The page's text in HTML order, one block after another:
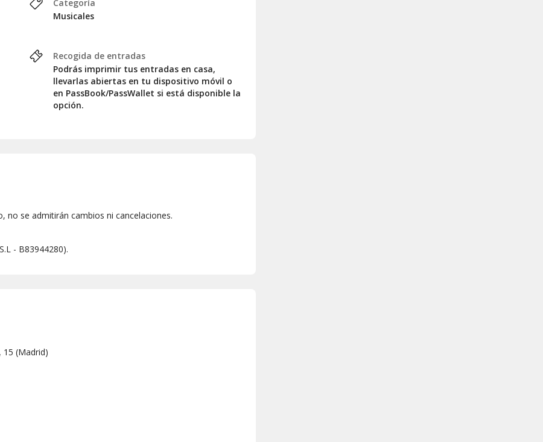
Categoría
Musicales
Recogida de entradas
Podrás imprimir tus entradas en casa,
llevarlas abiertas en tu dispositivo móvil o
en PassBook/PassWallet si está disponible la
opción.
no se admitirán cambios ni cancelaciones.
- B83944280).
15 (Madrid)